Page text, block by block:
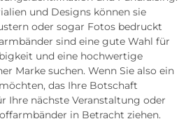
und Designs können sie
oder sogar Fotos bedruckt
sind eine gute Wahl für
und eine hochwertige
Marke suchen. Wenn Sie also ein
das Ihre Botschaft
Ihre nächste Veranstaltung oder
in Betracht ziehen.